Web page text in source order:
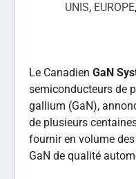
UNIS, EUROPE
Le CanadienGaN
semiconducteurs de
gallium (GaN),
de plusieurs
fournir en volume
GaN de qualité